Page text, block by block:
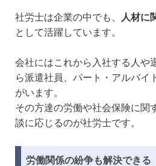
社労士は企業の中でも、
人材に
として活躍しています。
会社にはこれから入社する人や
ら派遣社員、パート・アルバイ
がいます。
その方達の労働や社会保険に関
談に応じるのが社労士です。
労働関係の紛争も解決できる